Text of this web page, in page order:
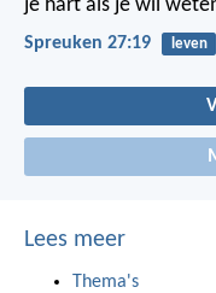
je hart als je wil
Spreuken 27:19 leven
Lees meer
Thema's